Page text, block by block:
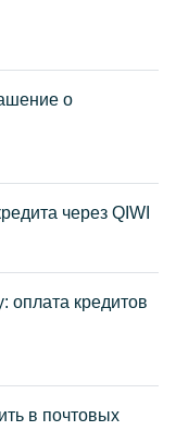
о
через QIWI
оплата кредитов
в почтовых